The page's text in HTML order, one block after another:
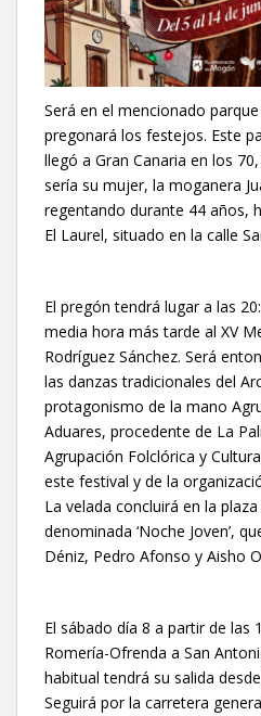
Será en el mencionado
pregonará los festejos. Este
llegó a Gran Canaria en los
sería su mujer, la moganera
regentando durante 44 años,
El Laurel, situado en la calle
El pregón tendrá lugar a las
media hora más tarde al XV
Rodríguez Sánchez. Será
las danzas tradicionales del
protagonismo de la mano
Aduares, procedente de La
Agrupación Folclórica y
este festival y de la
La velada concluirá en la
denominada ‘Noche Joven’,
Déniz, Pedro Afonso y Aisho
El sábado día 8 a partir de las
Romería-Ofrenda a San
habitual tendrá su salida
Seguirá por la carretera